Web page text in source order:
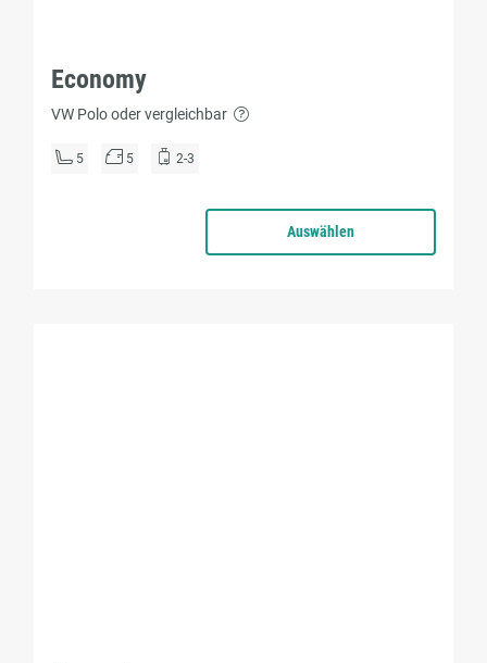
Economy
VW Polo oder vergleichbar
5 5 2-3
Auswählen